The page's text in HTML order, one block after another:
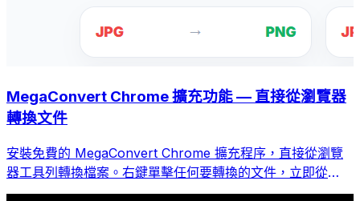
MegaConvert Chrome 擴充功能 — 直接從瀏覽器
轉換文件
安裝免費的 MegaConvert Chrome 擴充程序，直接從瀏覽
器工具列轉換檔案。右鍵單擊任何要轉換的文件，立即從
Chrome 存取所有工具。